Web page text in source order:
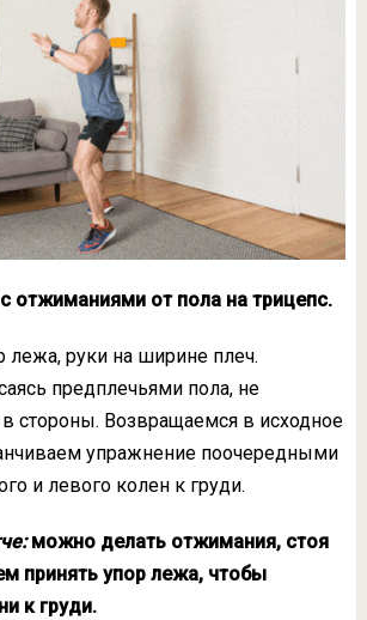
с отжиманиями от пола на трицепс.
руки на ширине плеч.
предплечьями пола, не
стороны. Возвращаемся в исходное
упражнение поочередными
и левого колен к груди.
можно делать отжимания, стоя
принять упор лежа, чтобы
к груди.